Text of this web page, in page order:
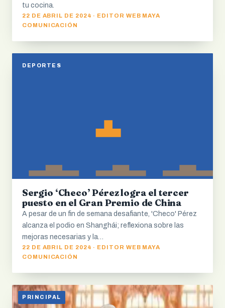
tu cocina.
22 DE ABRIL DE 2024 · EDITOR WEB MAYA
COMUNICACIÓN
DEPORTES
Sergio ‘Checo’ Pérez logra el tercer
puesto en el Gran Premio de China
A pesar de un fin de semana desafiante, 'Checo' Pérez
alcanza el podio en Shanghái; reflexiona sobre las
mejoras necesarias y la…
22 DE ABRIL DE 2024 · EDITOR WEB MAYA
COMUNICACIÓN
PRINCIPAL